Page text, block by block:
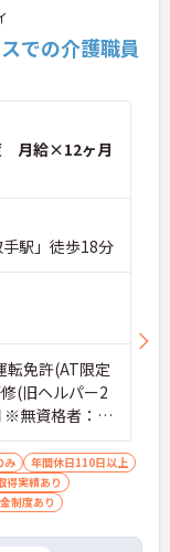
を
職場
っ
軽
る独
の方
し
に
勤
プが
り、
での介護職員
月給×12ヶ月
駅」徒歩18分
転免許(AT限定
(旧ヘルパー2
無資格者：入
症介護基礎研
み
年間休日110日以上
得実績あり
制度あり